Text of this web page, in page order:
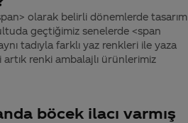
olarak belirli dönemlerde tasarım
geçtiğimiz senelerde <span
tadıyla farklı yaz renkleri ile yaza
renki ambalajlı ürünlerimiz
böcek ilacı varmış